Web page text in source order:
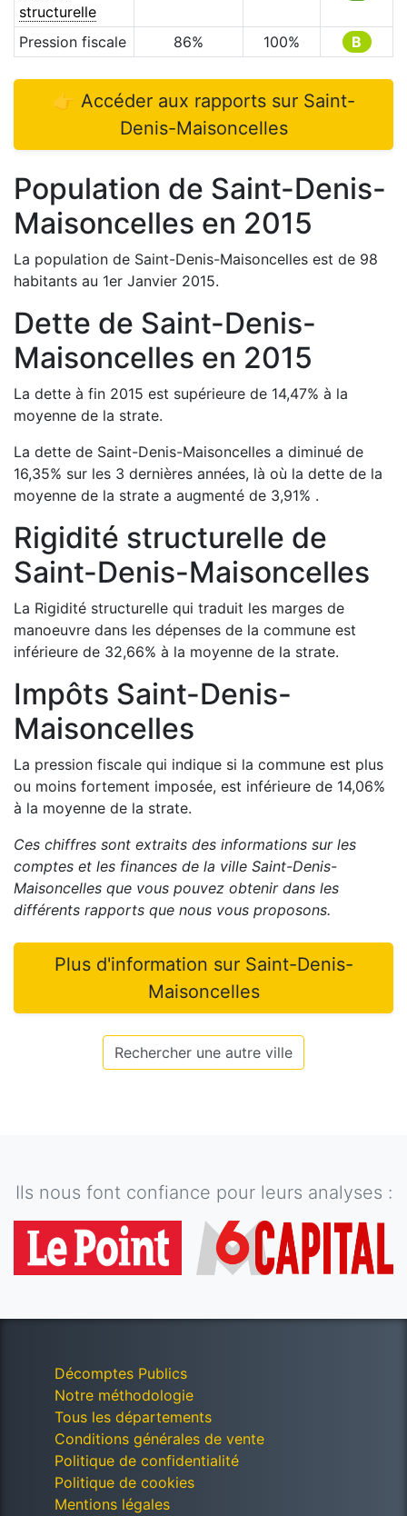
structurelle
Pression fiscale 86% 100% B
👉 Accéder aux rapports sur Saint-
Denis-Maisoncelles
Population de Saint-Denis-
Maisoncelles en 2015
La population de Saint-Denis-Maisoncelles est de 98
habitants au 1er Janvier 2015.
Dette de Saint-Denis-
Maisoncelles en 2015
La dette à fin 2015 est supérieure de 14,47% à la
moyenne de la strate.
La dette de Saint-Denis-Maisoncelles a diminué de
16,35% sur les 3 dernières années, là où la dette de la
moyenne de la strate a augmenté de 3,91% .
Rigidité structurelle de
Saint-Denis-Maisoncelles
La Rigidité structurelle qui traduit les marges de
manoeuvre dans les dépenses de la commune est
inférieure de 32,66% à la moyenne de la strate.
Impôts Saint-Denis-
Maisoncelles
La pression fiscale qui indique si la commune est plus
ou moins fortement imposée, est inférieure de 14,06%
à la moyenne de la strate.
Ces chiffres sont extraits des informations sur les
comptes et les finances de la ville Saint-Denis-
Maisoncelles que vous pouvez obtenir dans les
différents rapports que nous vous proposons.
Plus d'information sur Saint-Denis-
Maisoncelles
Rechercher une autre ville
Ils nous font confiance pour leurs analyses :
Décomptes Publics
Notre méthodologie
Tous les départements
Conditions générales de vente
Politique de confidentialité
Politique de cookies
Mentions légales